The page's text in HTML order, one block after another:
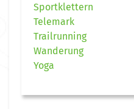
Sportklettern
Telemark
Trailrunning
Wanderung
Yoga